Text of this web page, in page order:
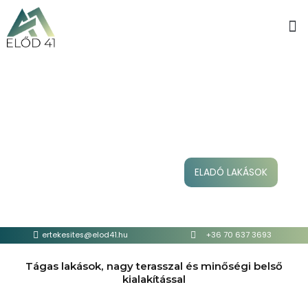
ELADÓ LAKÁSOK
ertekesites@elod41.hu +36 70 637 3693
Tágas lakások, nagy terasszal és minőségi belső
kialakítással